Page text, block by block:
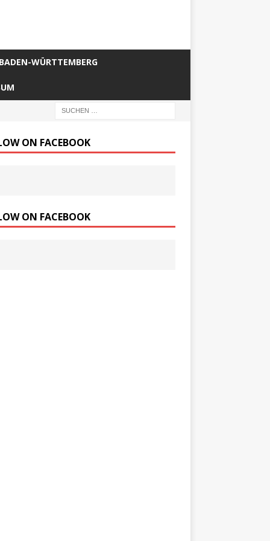
BADEN-WÜRTTEMBERG
ON FACEBOOK
ON FACEBOOK